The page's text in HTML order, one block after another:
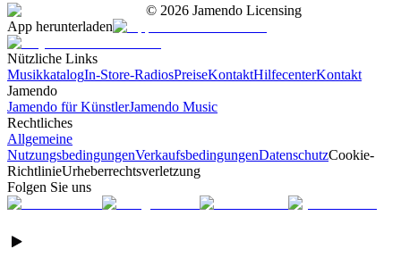
© 2026 Jamendo Licensing
App herunterladen
Nützliche Links
MusikkatalogIn-Store-RadiosPreiseKontaktHilfecenterKontakt
Jamendo
Jamendo für KünstlerJamendo Music
Rechtliches
Allgemeine
NutzungsbedingungenVerkaufsbedingungenDatenschutzCookie-
RichtlinieUrheberrechtsverletzung
Folgen Sie uns